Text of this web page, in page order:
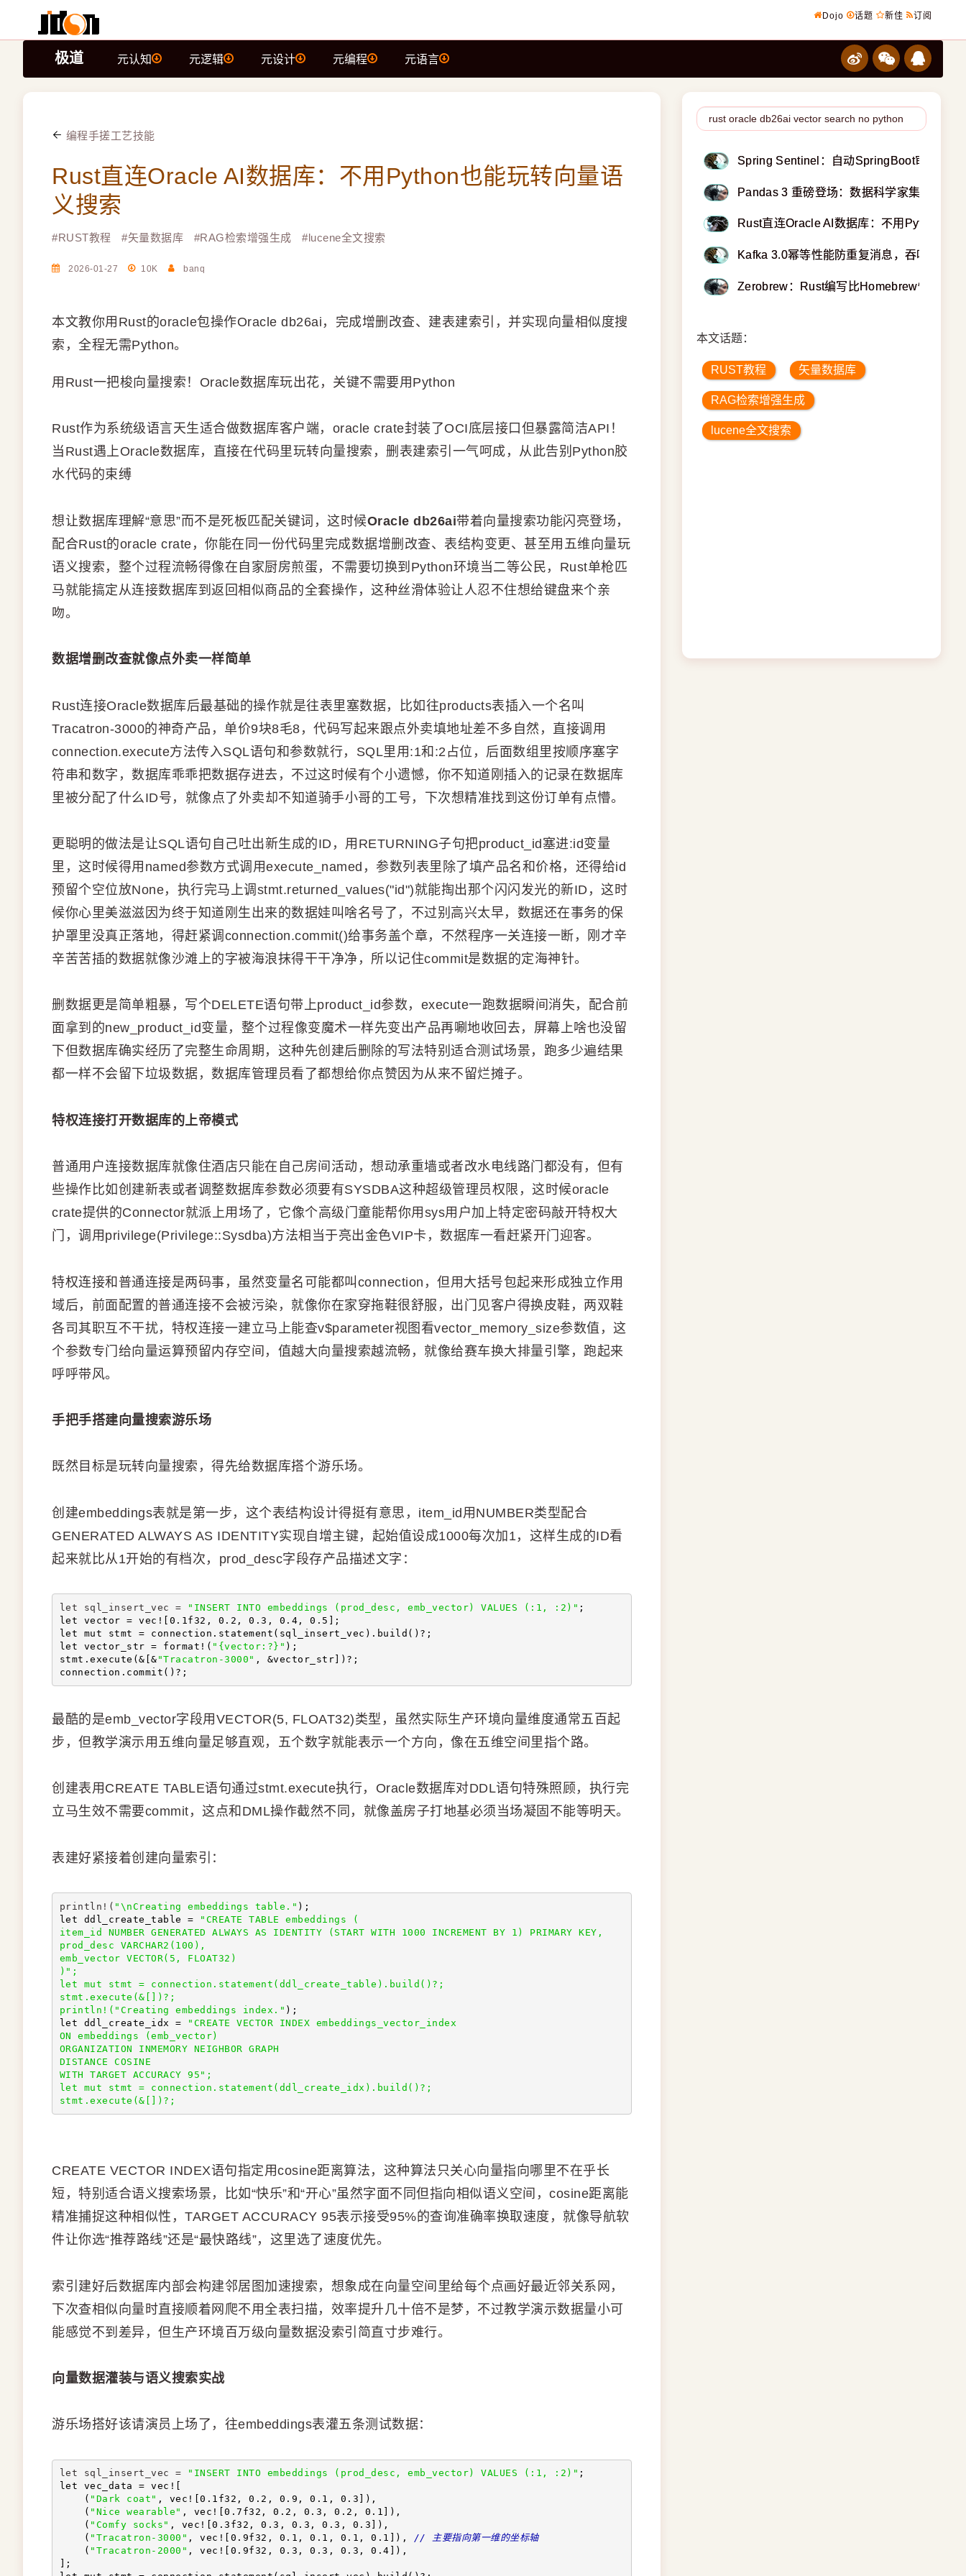
Dojo 话题 新佳 订阅
极道 元认知 元逻辑 元设计 元编程 元语言
编程手搓工艺技能
Rust直连Oracle AI数据库：不用Python也能玩转向量语
义搜索
#RUST教程 #矢量数据库 #RAG检索增强生成 #lucene全文搜索
2026-01-27 10K banq
本文教你用Rust的oracle包操作Oracle db26ai，完成增删改查、建表建索引，并实现向量相似度搜
索，全程无需Python。
用Rust一把梭向量搜索！Oracle数据库玩出花，关键不需要用Python
Rust作为系统级语言天生适合做数据库客户端，oracle crate封装了OCI底层接口但暴露简洁API！
当Rust遇上Oracle数据库，直接在代码里玩转向量搜索，删表建索引一气呵成，从此告别Python胶
水代码的束缚
想让数据库理解“意思”而不是死板匹配关键词，这时候Oracle db26ai带着向量搜索功能闪亮登场，
配合Rust的oracle crate，你能在同一份代码里完成数据增删改查、表结构变更、甚至用五维向量玩
语义搜索，整个过程流畅得像在自家厨房煎蛋，不需要切换到Python环境当二等公民，Rust单枪匹
马就能搞定从连接数据库到返回相似商品的全套操作，这种丝滑体验让人忍不住想给键盘来个亲
吻。
数据增删改查就像点外卖一样简单
Rust连接Oracle数据库后最基础的操作就是往表里塞数据，比如往products表插入一个名叫
Tracatron-3000的神奇产品，单价9块8毛8，代码写起来跟点外卖填地址差不多自然，直接调用
connection.execute方法传入SQL语句和参数就行，SQL里用:1和:2占位，后面数组里按顺序塞字
符串和数字，数据库乖乖把数据存进去，不过这时候有个小遗憾，你不知道刚插入的记录在数据库
里被分配了什么ID号，就像点了外卖却不知道骑手小哥的工号，下次想精准找到这份订单有点懵。
更聪明的做法是让SQL语句自己吐出新生成的ID，用RETURNING子句把product_id塞进:id变量
里，这时候得用named参数方式调用execute_named，参数列表里除了填产品名和价格，还得给id
预留个空位放None，执行完马上调stmt.returned_values("id")就能掏出那个闪闪发光的新ID，这时
候你心里美滋滋因为终于知道刚生出来的数据娃叫啥名号了，不过别高兴太早，数据还在事务的保
护罩里没真正落地，得赶紧调connection.commit()给事务盖个章，不然程序一关连接一断，刚才辛
辛苦苦插的数据就像沙滩上的字被海浪抹得干干净净，所以记住commit是数据的定海神针。
删数据更是简单粗暴，写个DELETE语句带上product_id参数，execute一跑数据瞬间消失，配合前
面拿到的new_product_id变量，整个过程像变魔术一样先变出产品再唰地收回去，屏幕上啥也没留
下但数据库确实经历了完整生命周期，这种先创建后删除的写法特别适合测试场景，跑多少遍结果
都一样不会留下垃圾数据，数据库管理员看了都想给你点赞因为从来不留烂摊子。
特权连接打开数据库的上帝模式
普通用户连接数据库就像住酒店只能在自己房间活动，想动承重墙或者改水电线路门都没有，但有
些操作比如创建新表或者调整数据库参数必须要有SYSDBA这种超级管理员权限，这时候oracle
crate提供的Connector就派上用场了，它像个高级门童能帮你用sys用户加上特定密码敲开特权大
门，调用privilege(Privilege::Sysdba)方法相当于亮出金色VIP卡，数据库一看赶紧开门迎客。
特权连接和普通连接是两码事，虽然变量名可能都叫connection，但用大括号包起来形成独立作用
域后，前面配置的普通连接不会被污染，就像你在家穿拖鞋很舒服，出门见客户得换皮鞋，两双鞋
各司其职互不干扰，特权连接一建立马上能查v$parameter视图看vector_memory_size参数值，这
个参数专门给向量运算预留内存空间，值越大向量搜索越流畅，就像给赛车换大排量引擎，跑起来
呼呼带风。
手把手搭建向量搜索游乐场
既然目标是玩转向量搜索，得先给数据库搭个游乐场。
创建embeddings表就是第一步，这个表结构设计得挺有意思，item_id用NUMBER类型配合
GENERATED ALWAYS AS IDENTITY实现自增主键，起始值设成1000每次加1，这样生成的ID看
起来就比从1开始的有档次，prod_desc字段存产品描述文字：
let sql_insert_vec = "INSERT INTO embeddings (prod_desc, emb_vector) VALUES (:1, :2)" ;
let vector = vec![0.1f32, 0.2, 0.3, 0.4, 0.5];
let mut stmt = connection.statement(sql_insert_vec).build()?;
let vector_str = format!( "{vector:?}" );
stmt.execute(&[& "Tracatron-3000" , &vector_str])?;
connection.commit()?;
最酷的是emb_vector字段用VECTOR(5, FLOAT32)类型，虽然实际生产环境向量维度通常五百起
步，但教学演示用五维向量足够直观，五个数字就能表示一个方向，像在五维空间里指个路。
创建表用CREATE TABLE语句通过stmt.execute执行，Oracle数据库对DDL语句特殊照顾，执行完
立马生效不需要commit，这点和DML操作截然不同，就像盖房子打地基必须当场凝固不能等明天。
表建好紧接着创建向量索引：
println!( "\nCreating embeddings table." );
let ddl_create_table =
"CREATE TABLE embeddings (
item_id NUMBER GENERATED ALWAYS AS IDENTITY (START WITH 1000 INCREMENT BY 1) PRIMARY KEY,
prod_desc VARCHAR2(100),
emb_vector VECTOR(5, FLOAT32)
) ";
let mut stmt = connection.statement(ddl_create_table).build()?;
stmt.execute(&[])?;
println!( "Creating embeddings index." );
let ddl_create_idx =
"CREATE VECTOR INDEX embeddings_vector_index
ON embeddings (emb_vector)
ORGANIZATION INMEMORY NEIGHBOR GRAPH
DISTANCE COSINE
WITH TARGET ACCURACY 95 ";
let mut stmt = connection.statement(ddl_create_idx).build()?;
stmt.execute(&[])?;
CREATE VECTOR INDEX语句指定用cosine距离算法，这种算法只关心向量指向哪里不在乎长
短，特别适合语义搜索场景，比如“快乐”和“开心”虽然字面不同但指向相似语义空间，cosine距离能
精准捕捉这种相似性，TARGET ACCURACY 95表示接受95%的查询准确率换取速度，就像导航软
件让你选“推荐路线”还是“最快路线”，这里选了速度优先。
索引建好后数据库内部会构建邻居图加速搜索，想象成在向量空间里给每个点画好最近邻关系网，
下次查相似向量时直接顺着网爬不用全表扫描，效率提升几十倍不是梦，不过教学演示数据量小可
能感觉不到差异，但生产环境百万级向量数据没索引简直寸步难行。
向量数据灌装与语义搜索实战
游乐场搭好该请演员上场了，往embeddings表灌五条测试数据：
let sql_insert_vec = "INSERT INTO embeddings (prod_desc, emb_vector) VALUES (:1, :2)" ;
let vec_data = vec![
( "Dark coat" , vec![0.1f32, 0.2, 0.9, 0.1, 0.3]),
( "Nice wearable" , vec![0.7f32, 0.2, 0.3, 0.2, 0.1]),
( "Comfy socks" , vec![0.3f32, 0.3, 0.3, 0.3, 0.3]),
( "Tracatron-3000" , vec![0.9f32, 0.1, 0.1, 0.1, 0.1]), // 主要指向第一维的坐标轴
( "Tracatron-2000" , vec![0.9f32, 0.3, 0.3, 0.3, 0.4]),
];
Spring Sentinel：自动SpringBoot审计（
Pandas 3 重磅登场：数据科学家集体高潮
Rust直连Oracle AI数据库：不用Python也
Kafka 3.0幂等性能防重复消息，吞吐量几
Zerobrew：Rust编写比Homebrew快得冒
本文话题：
RUST教程 矢量数据库
RAG检索增强生成
lucene全文搜索